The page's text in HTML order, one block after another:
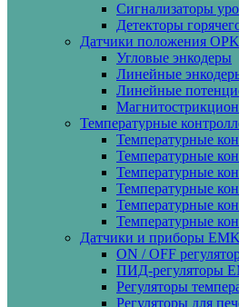
Сигнализаторы
Детекторы
Датчики положения
Угловые энкодеры
Линейные
Линейные
Температурные
Температурные
Температурные
Температурные
Температурные
Температурные
Температурные
Датчики и приборы
ON / OFF
ПИД-регуляторы
Регуляторы
Регуляторы для